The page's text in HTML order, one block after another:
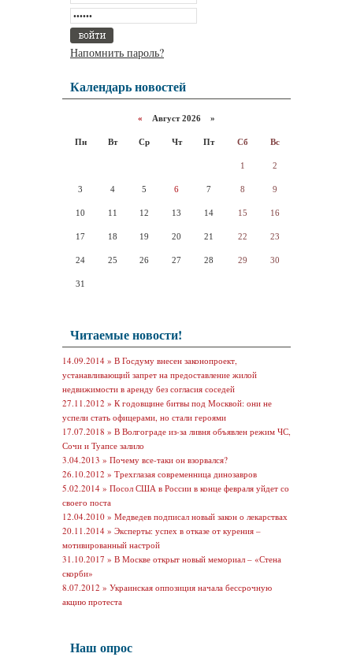
Напомнить пароль?
Календарь новостей
« Август 2026 »
Пн Вт Ср Чт Пт Сб Вс
1 2
3 4 5 6 7 8 9
10 11 12 13 14 15 16
17 18 19 20 21 22 23
24 25 26 27 28 29 30
31
Читаемые новости!
14.09.2014 » В Госдуму внесен законопроект,
устанавливающий запрет на предоставление жилой
недвижимости в аренду без согласия соседей
27.11.2012 » К годовщине битвы под Москвой: они не
успели стать офицерами, но стали героями
17.07.2018 » В Волгограде из-за ливня объявлен режим ЧС,
Сочи и Туапсе залило
3.04.2013 » Почему все-таки он взорвался?
26.10.2012 » Трехглазая современница динозавров
5.02.2014 » Посол США в России в конце февраля уйдет со
своего поста
12.04.2010 » Медведев подписал новый закон о лекарствах
20.11.2014 » Эксперты: успех в отказе от курения –
мотивированный настрой
31.10.2017 » В Москве открыт новый мемориал – «Стена
скорби»
8.07.2012 » Украинская оппозиция начала бессрочную
акцию протеста
Наш опрос